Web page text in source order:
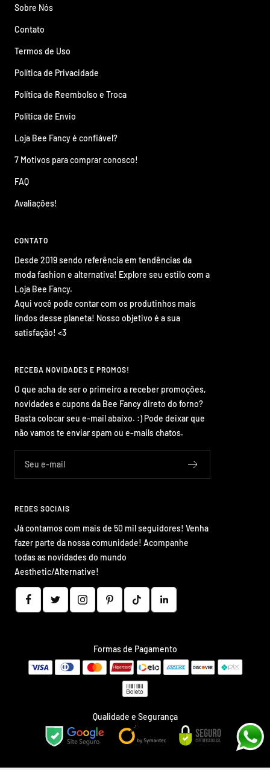
Sobre Nós
Contato
Termos de Uso
Política de Privacidade
Política de Reembolso e Troca
Política de Envio
Loja Bee Fancy é confiável?
7 Motivos para comprar conosco!
FAQ
Avaliações!
CONTATO
Desde 2019 sendo referência em tendências da
moda fashion e alternativa! Explore seu estilo com a
Loja Bee Fancy.
Aqui você pode contar com os produtinhos mais
lindos desse planeta! Nosso objetivo é a sua
satisfação! <3
RECEBA NOVIDADES E PROMOS!
O que acha de ser o primeiro a receber promoções,
novidades e cupons da Bee Fancy direto do forno?
Basta colocar seu e-mail abaixo. :) Pode deixar que
não vamos te enviar spam ou e-mails chatos.
Seu e-mail
REDES SOCIAIS
Já contamos com mais de 50 mil seguidores! Venha
fazer parte da nossa comunidade! Acompanhe
todas as novidades do mundo
Aesthetic/Alternative!
Formas de Pagamento
Qualidade e Segurança